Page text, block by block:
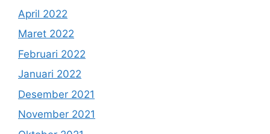
April 2022
Maret 2022
Februari 2022
Januari 2022
Desember 2021
November 2021